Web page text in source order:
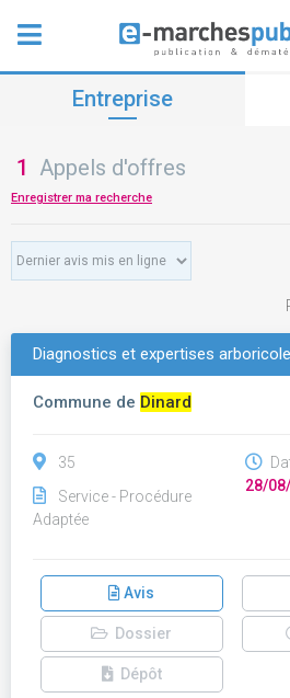
Entreprise
1 Appels d'offres
Enregistrer ma recherche
Diagnostics et expertises
Commune de Dinard
35
Service - Procédure
Adaptée
28/
Avis
Dossier
Dépôt